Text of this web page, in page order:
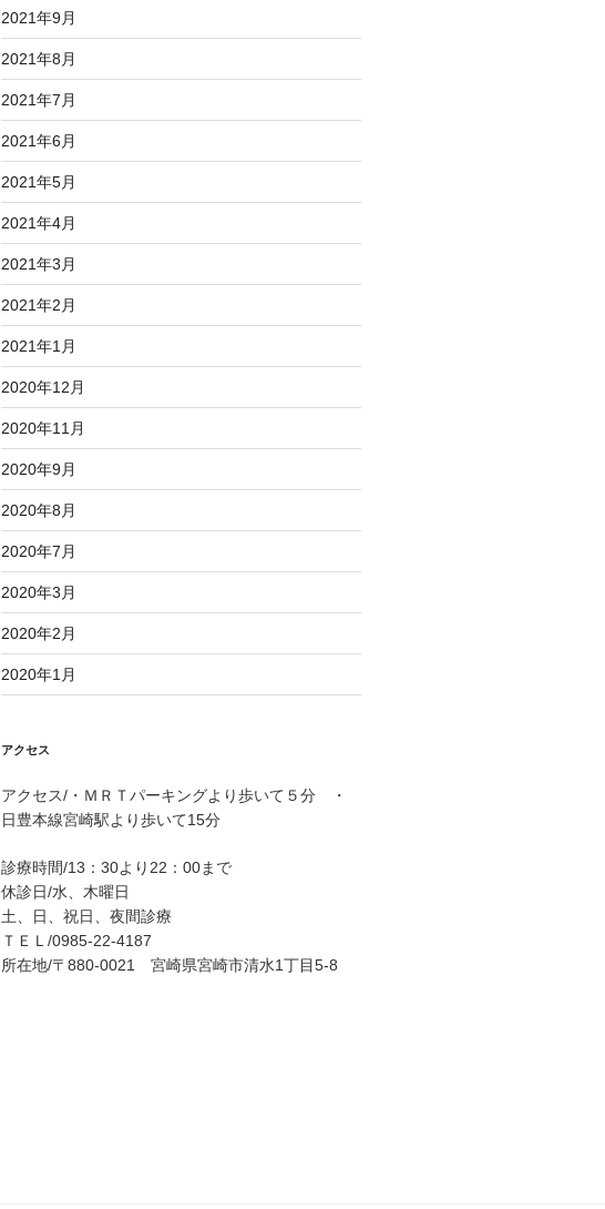
2021年9月
2021年8月
2021年7月
2021年6月
2021年5月
2021年4月
2021年3月
2021年2月
2021年1月
2020年12月
2020年11月
2020年9月
2020年8月
2020年7月
2020年3月
2020年2月
2020年1月
アクセス
アクセス/・ＭＲＴパーキングより歩いて５分 ・
日豊本線宮崎駅より歩いて15分
診療時間/13：30より22：00まで
休診日/水、木曜日
土、日、祝日、夜間診療
ＴＥＬ/0985-22-4187
所在地/〒880-0021 宮崎県宮崎市清水1丁目5-8